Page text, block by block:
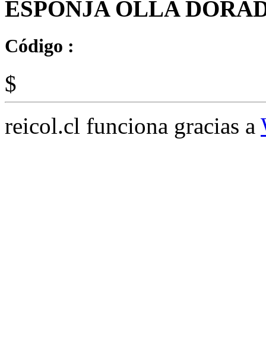
ESPONJA OLLA
Código :
$
reicol.cl funciona gracias a